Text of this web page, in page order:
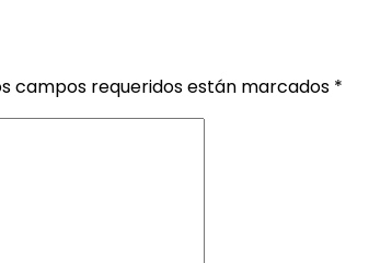
campos requeridos están marcados *